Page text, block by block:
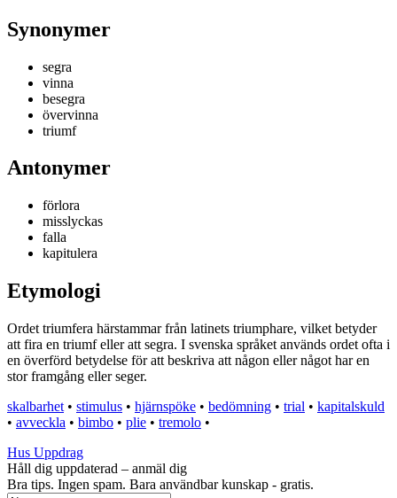
Synonymer
segra
vinna
besegra
övervinna
triumf
Antonymer
förlora
misslyckas
falla
kapitulera
Etymologi
Ordet triumfera härstammar från latinets triumphare, vilket betyder
att fira en triumf eller att segra. I svenska språket används ordet ofta i
en överförd betydelse för att beskriva att någon eller något har en
stor framgång eller seger.
skalbarhet • stimulus • hjärnspöke • bedömning • trial • kapitalskuld
• avveckla • bimbo • plie • tremolo •
Hus Uppdrag
Håll dig uppdaterad – anmäl dig
Bra tips. Ingen spam. Bara användbar kunskap - gratis.